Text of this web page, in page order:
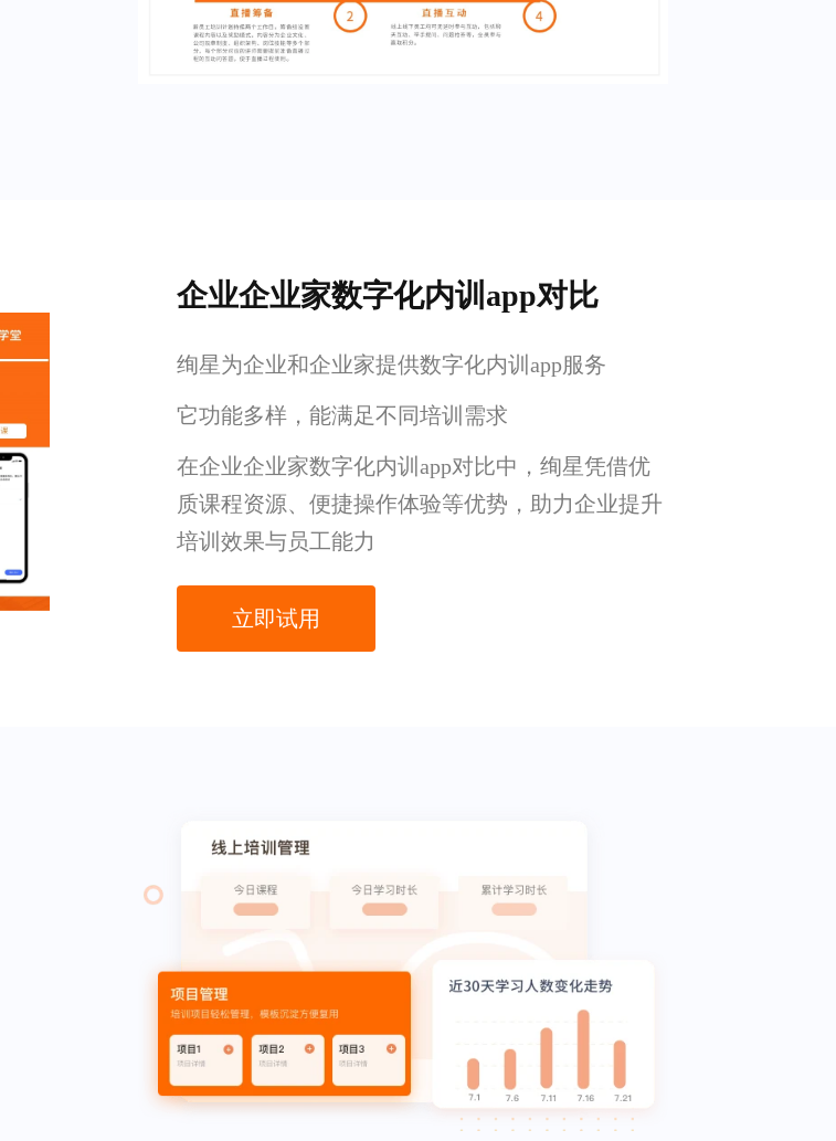
企业企业家数字化内训app对比
绚星为企业和企业家提供数字化内训app服务
它功能多样，能满足不同培训需求
在企业企业家数字化内训app对比中，绚星凭借优
质课程资源、便捷操作体验等优势，助力企业提升
培训效果与员工能力
立即试用